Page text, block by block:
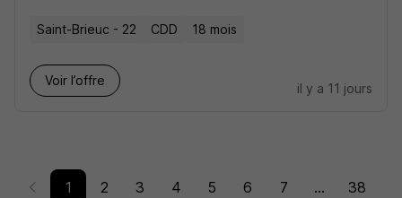
Saint-Brieuc - 22 CDD 18 mois
Voir l’offre
il y a 11 jours
1 2 3 4 5 6 7 ... 38